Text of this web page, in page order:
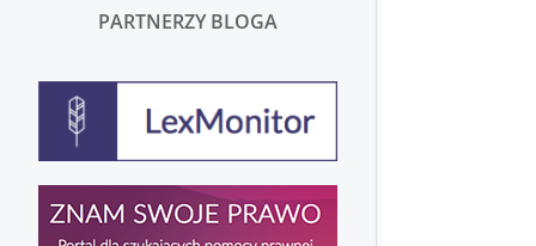
PARTNERZY BLOGA